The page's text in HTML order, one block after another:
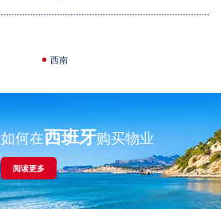
西南
如何在西班牙购买物业
阅读更多